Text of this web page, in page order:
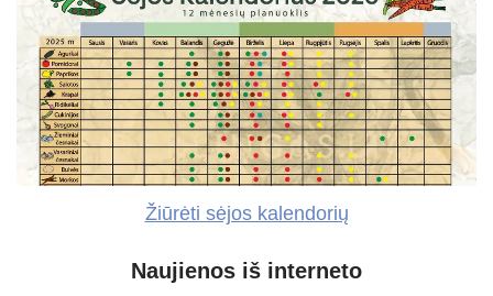
Žiūrėti sėjos kalendorių
Naujienos iš interneto